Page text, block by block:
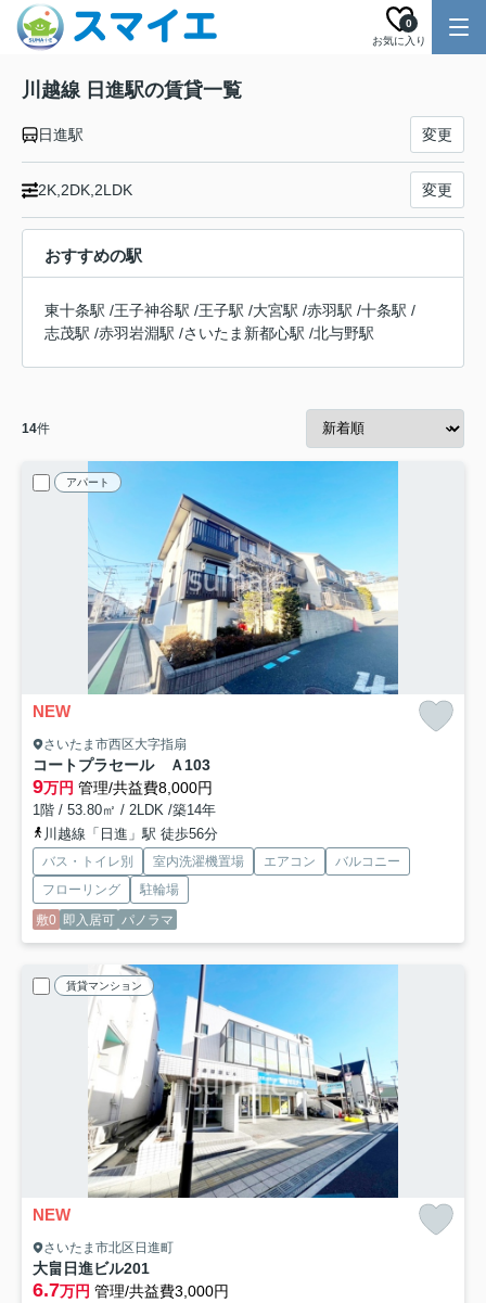
お気に入り
0
川越線 日進駅の賃貸一覧
日進駅 変更
2K,2DK,2LDK 変更
おすすめの駅
東十条駅 /王子神谷駅 /王子駅 /大宮駅 /赤羽駅 /十条駅 /
志茂駅 /赤羽岩淵駅 /さいたま新都心駅 /北与野駅
14件
アパート
NEW
さいたま市西区大字指扇
コートプラセール Ａ 103
9万円 管理/共益費8,000円
1階 / 53.80㎡ / 2LDK /築14年
川越線「日進」駅 徒歩56分
バス・トイレ別 室内洗濯機置場 エアコン
バルコニー
フローリング
駐輪場
敷0 即入居可 パノラマ
賃貸マンション
NEW
さいたま市北区日進町
大畠日進ビル201
6.7万円 管理/共益費3,000円